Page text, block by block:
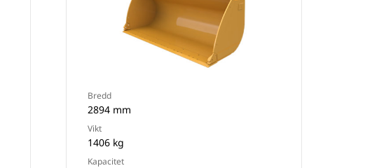
Bredd
2894 mm
Vikt
1406 kg
Kapacitet